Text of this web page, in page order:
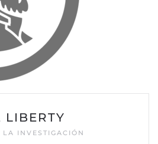
LIBERTY
LA INVESTIGACIÓN